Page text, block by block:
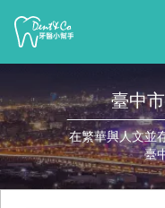
臺中
在繁華與人文並
臺